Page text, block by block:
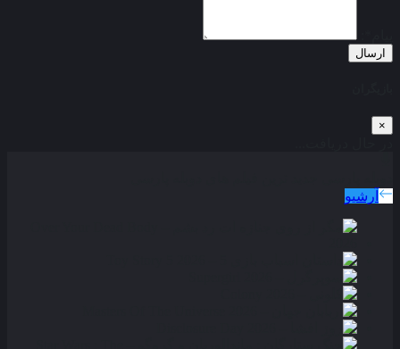
ارسال
×
آرشیو